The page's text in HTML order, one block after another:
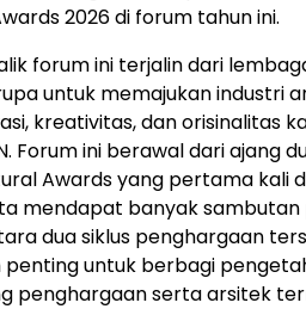
2026 di forum tahun ini.
forumini terjalin dari
untuk memajukan industri
kreativitas, dan orisinalitas
Forumini berawal dari ajang
Awards yang pertama kali
mendapat banyak sambutan
dua siklus penghargaan
penting untuk berbagi
penghargaan serta arsitek